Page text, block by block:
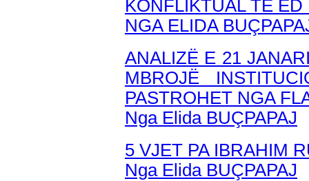
KONFLIKTUAL TË ED
NGA ELIDA
ANALIZË E 21
MBROJË
PASTROHET NGA
Nga Elida BUÇPAPAJ
5 VJET PA IBRAHIM
Nga Elida BUÇPAPAJ